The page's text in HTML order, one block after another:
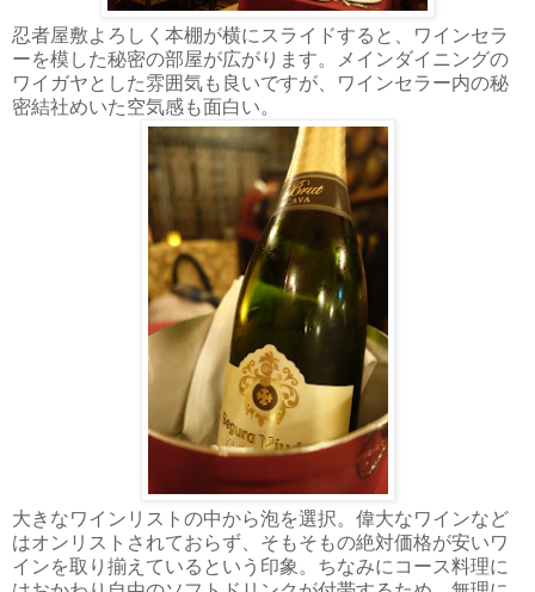
忍者屋敷よろしく本棚が横にスライドすると、ワインセラ
ーを模した秘密の部屋が広がります。メインダイニングの
ワイガヤとした雰囲気も良いですが、ワインセラー内の秘
密結社めいた空気感も面白い。
大きなワインリストの中から泡を選択。偉大なワインなど
はオンリストされておらず、そもそもの絶対価格が安いワ
インを取り揃えているという印象。ちなみにコース料理に